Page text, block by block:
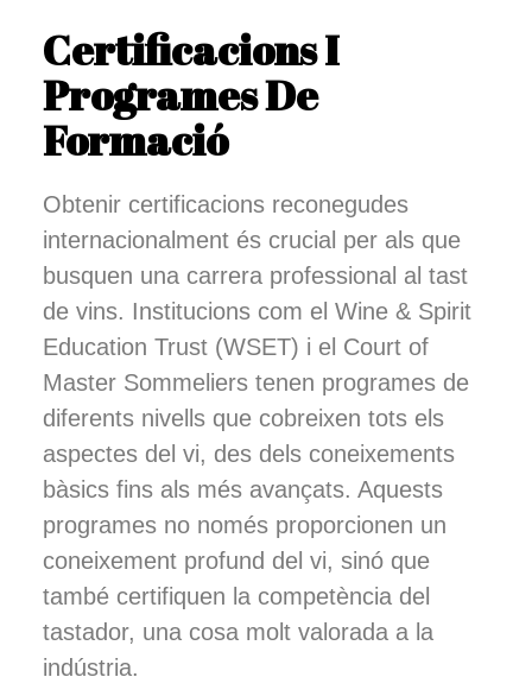
Certificacions I
Programes De
Formació
Obtenir certificacions reconegudes
internacionalment és crucial per als que
busquen una carrera professional al tast
de vins. Institucions com el Wine & Spirit
Education Trust (WSET) i el Court of
Master Sommeliers tenen programes de
diferents nivells que cobreixen tots els
aspectes del vi, des dels coneixements
bàsics fins als més avançats. Aquests
programes no només proporcionen un
coneixement profund del vi, sinó que
també certifiquen la competència del
tastador, una cosa molt valorada a la
indústria.